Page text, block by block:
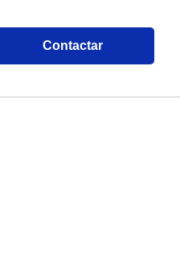
Contactar